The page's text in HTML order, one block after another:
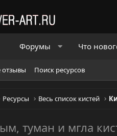
Форумы Что
отзывы Поиск ресурсов
Ресурсы Весь список кистей
туман и мгла